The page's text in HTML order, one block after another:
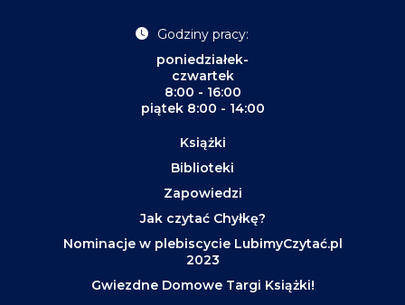
Godziny pracy:
poniedziałek-
czwartek
8:00 - 16:00
piątek 8:00 - 14:00
Książki
Biblioteki
Zapowiedzi
Jak czytać Chyłkę?
Nominacje w plebiscycie LubimyCzytać.pl
2023
Gwiezdne Domowe Targi Książki!